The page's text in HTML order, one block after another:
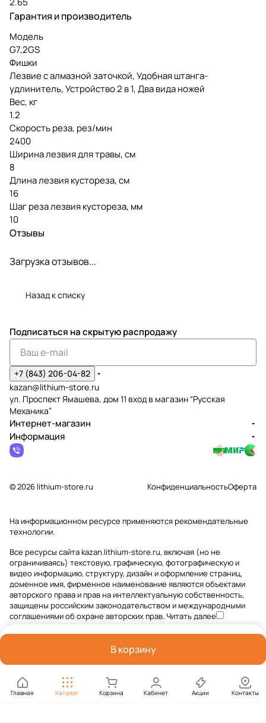
Гарантия и производитель
Модель
G7,2GS
Фишки
Лезвие с алмазной заточкой, Удобная штанга-
удлинитель, Устройство 2 в 1, Два вида ножей
Вес, кг
1.2
Скорость реза, рез/мин
2400
Ширина лезвия для травы, см
8
Длина лезвия кустореза, см
16
Шаг реза лезвия кустореза, мм
10
Отзывы
Загрузка отзывов...
Назад к списку
В корзину
Главная Каталог Корзина Кабинет Акции Контакты
Подписаться на скрытую распродажу
+7 (843) 206-04-82
kazan@lithium-store.ru
ул. Проспект Ямашева, дом 11 вход в магазин “Русская
Механика”
Интернет-магазин
Информация
© 2026 lithium-store.ru КонфиденциальностьОферта
На информационном ресурсе применяютсярекомендательные
технологии.
Все ресурсы сайта kazan.lithium-store.ru, включая (но не
ограничиваясь) текстовую, графическую, фотографическую и
видео информацию, структуру, дизайн и оформление страниц,
доменное имя, фирменное наименование являются объектами
авторского права и прав на интеллектуальную собственность,
защищены российским законодательством и международными
соглашениями об охране авторских прав.Читать далее